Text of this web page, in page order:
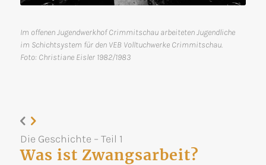
Im offenen Jugendwerkhof Crimmitschau arbeiteten Jugendliche
im Schichtsystem für den VEB Volltuchwerke Crimmitschau.
Foto: Christiane Eisler 1982/1983
Die Geschichte – Teil 1
Was ist Zwangsarbeit?